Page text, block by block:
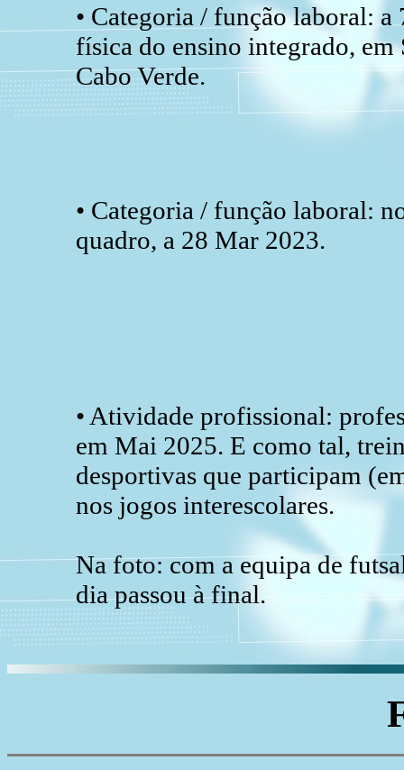
• Categoria / função laboral: a
física do ensino integrado,
Cabo Verde.
• Categoria / função laboral:
quadro, a 28 Mar 2023.
• Atividade profissional:
em Mai 2025. E como tal,
desportivas que participam
nos jogos interescolares.
Na foto: com a equipa de
dia passou à final.